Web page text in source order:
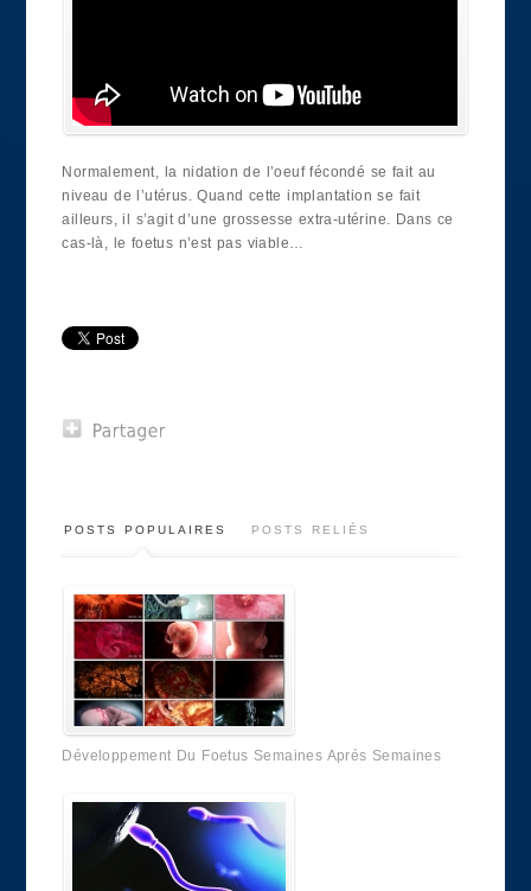
Normalement, la nidation de l’oeuf fécondé se fait au
niveau de l’utérus. Quand cette implantation se fait
ailleurs, il s’agit d’une grossesse extra-utérine. Dans ce
cas-là, le foetus n’est pas viable…
POSTS POPULAIRES POSTS RELIÉS
Développement Du Foetus Semaines Aprés Semaines